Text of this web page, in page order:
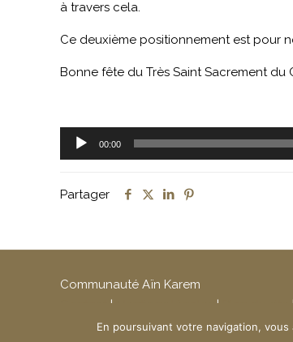
à travers cela.
Ce deuxième positionnement est pour
Bonne fête du Très Saint Sacrement du
Lecteur
audio
00:00
Partager
Communauté Aïn Karem
| |
Création du site :www.ndsi.fr
En poursuivant votre navigation,